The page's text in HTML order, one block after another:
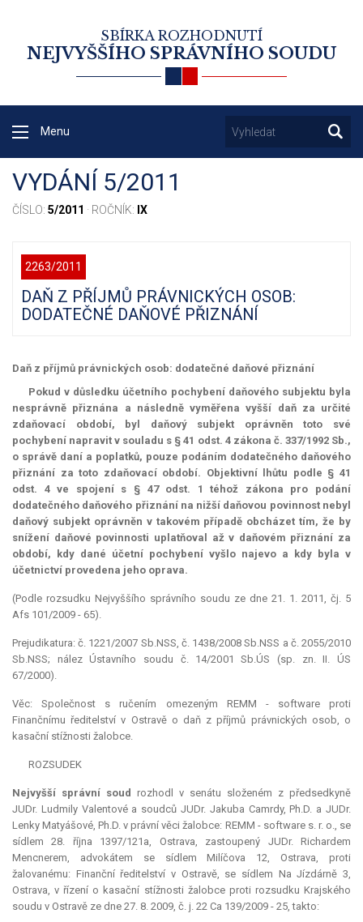
SBÍRKA ROZHODNUTÍ
NEJVYŠŠÍHO SPRÁVNÍHO SOUDU
Menu
VYDÁNÍ 5/2011
ČÍSLO: 5/2011 · ROČNÍK: IX
2263/2011
DAŇ Z PŘÍJMŮ PRÁVNICKÝCH OSOB:
DODATEČNÉ DAŇOVÉ PŘIZNÁNÍ
Daň z příjmů právnických osob: dodatečné daňové přiznání
Pokud v důsledku účetního pochybení daňového subjektu byla
nesprávně přiznána a následně vyměřena vyšší daň za určité
zdaňovací období, byl daňový subjekt oprávněn toto své
pochybení napravit v souladu s § 41 odst. 4 zákona č. 337/1992 Sb.,
o správě daní a poplatků, pouze podáním dodatečného daňového
přiznání za toto zdaňovací období. Objektivní lhůtu podle § 41
odst. 4 ve spojení s § 47 odst. 1 téhož zákona pro podání
dodatečného daňového přiznání na nižší daňovou povinnost nebyl
daňový subjekt oprávněn v takovém případě obcházet tím, že by
snížení daňové povinnosti uplatňoval až v daňovém přiznání za
období, kdy dané účetní pochybení vyšlo najevo a kdy byla v
účetnictví provedena jeho oprava.
(Podle rozsudku Nejvyššího správního soudu ze dne 21. 1. 2011, čj. 5
Afs 101/2009 - 65).
Prejudikatura: č. 1221/2007 Sb.NSS, č. 1438/2008 Sb.NSS a č. 2055/2010
Sb.NSS; nález Ústavního soudu č. 14/2001 Sb.ÚS (sp. zn. II. ÚS
67/2000).
Věc: Společnost s ručením omezeným REMM - software proti
Finančnímu ředitelství v Ostravě o daň z příjmů právnických osob, o
kasační stížnosti žalobce.
ROZSUDEK
Nejvyšší správní soud rozhodl v senátu složeném z předsedkyně
JUDr. Ludmily Valentové a soudců JUDr. Jakuba Camrdy, Ph.D. a JUDr.
Lenky Matyášové, Ph.D. v právní věci žalobce: REMM - software s. r. o., se
sídlem 28. října 1397/121a, Ostrava, zastoupený JUDr. Richardem
Mencnerem, advokátem se sídlem Milíčova 12, Ostrava, proti
žalovanému: Finanční ředitelství v Ostravě, se sídlem Na Jízdárně 3,
Ostrava, v řízení o kasační stížnosti žalobce proti rozsudku Krajského
soudu v Ostravě ze dne 27. 8. 2009, č. j. 22 Ca 139/2009 - 25, takto: